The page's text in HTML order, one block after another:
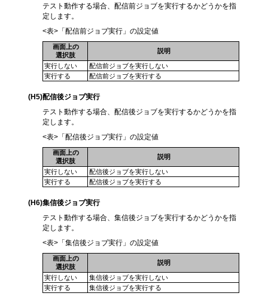
テスト動作する場合、配信前ジョブを実行するかどうかを指
定します。
<表>「配信前ジョブ実行」の設定値
画面上の
選択肢
説明
実行しない
配信前ジョブを実行しない
実行する
配信前ジョブを実行する
(H5)配信後ジョブ実行
テスト動作する場合、配信後ジョブを実行するかどうかを指
定します。
<表>「配信後ジョブ実行」の設定値
画面上の
選択肢
説明
実行しない
配信後ジョブを実行しない
実行する
配信後ジョブを実行する
(H6)集信後ジョブ実行
テスト動作する場合、集信後ジョブを実行するかどうかを指
定します。
<表>「集信後ジョブ実行」の設定値
画面上の
選択肢
説明
実行しない
集信後ジョブを実行しない
実行する
集信後ジョブを実行する